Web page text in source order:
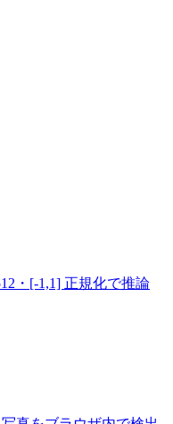
・[-1,1] 正規化で推論